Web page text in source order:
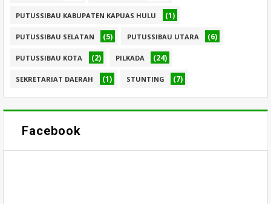
PUTUSSIBAU KABUPATEN KAPUAS HULU (1)
PUTUSSIBAU SELATAN (5) PUTUSSIBAU UTARA (6)
PUTUSSIBAU KOTA (2) PILKADA (24)
SEKRETARIAT DAERAH (1) STUNTING (7)
Facebook